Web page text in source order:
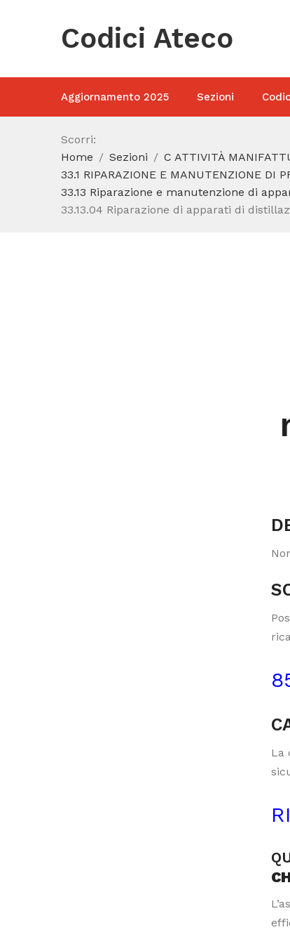
Codici Ateco
Aggiornamento 2025 Sezioni
Scorri:
Home
Sezioni C ATTIVITÀ
33.1 RIPARAZIONE E MANUTENZIONE DI
33.13 Riparazione e manutenzione di
33.13.04 Riparazione di apparati di
La